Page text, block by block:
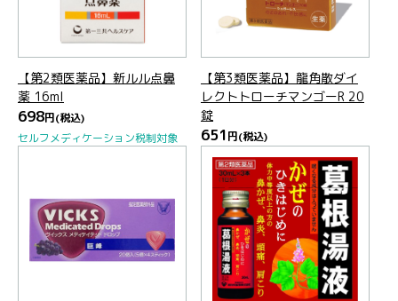
【第2類医薬品】新ルル点鼻
薬 16ml
698円(税込)
セルフメディケーション税制対象
【第3類医薬品】龍角散ダイ
レクトトローチマンゴーR 20
錠
651円(税込)